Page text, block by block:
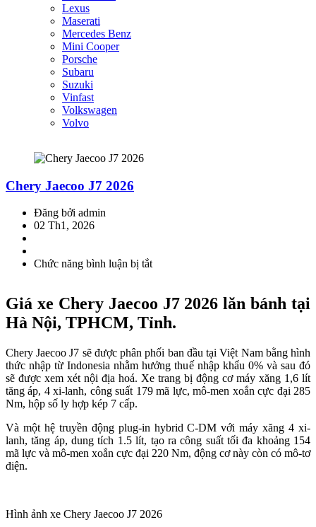
Lexus
Maserati
Mercedes Benz
Mini Cooper
Porsche
Subaru
Suzuki
Vinfast
Volkswagen
Volvo
Chery Jaecoo J7 2026
Đăng bởi admin
02 Th1, 2026
Chức năng bình luận bị tắtở
J7
2026
Giá xe Chery Jaecoo J7 2026 lăn bánh tại
Hà Nội, TPHCM, Tỉnh.
Chery Jaecoo J7 sẽ được phân phối ban đầu tại Việt Nam bằng hình
thức nhập từ Indonesia nhằm hưởng thuế nhập khẩu 0% và sau đó
sẽ được xem xét nội địa hoá. Xe trang bị động cơ máy xăng 1,6 lít
tăng áp, 4 xi-lanh, công suất 179 mã lực, mô-men xoắn cực đại 285
Nm, hộp số ly hợp kép 7 cấp.
Và một hệ truyền động plug-in hybrid C-DM với máy xăng 4 xi-
lanh, tăng áp, dung tích 1.5 lít, tạo ra công suất tối đa khoảng 154
mã lực và mô-men xoắn cực đại 220 Nm, động cơ này còn có mô-tơ
điện.
Hình ảnh xe Chery Jaecoo J7 2026